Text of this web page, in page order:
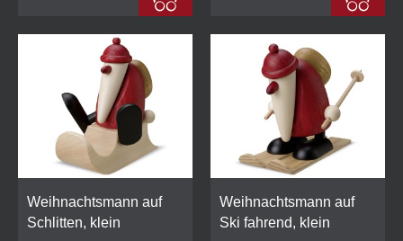
Weihnachtsmann auf
Schlitten, klein
Weihnachtsmann auf
Ski fahrend, klein